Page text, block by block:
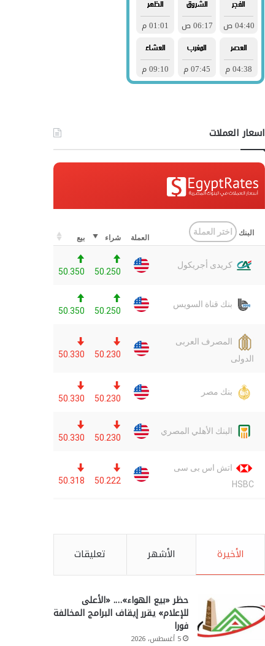
اسعار العملات
الأخيرة الأشهر تعليقات
حظر «بيع الهواء»…. «الأعلى
للإعلام» يقرر إيقاف البرامج المخالفة
فورا
5 أغسطس، 2026